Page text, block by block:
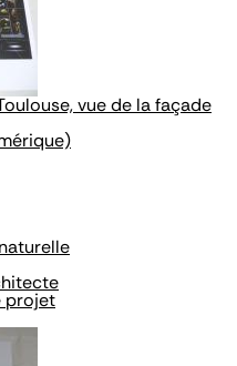
vue de la façade
projet